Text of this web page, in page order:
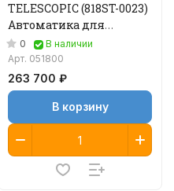
TELESCOPIC (818ST-0023)
Автоматика для
двустворчатой
раздвижной двери
0
В наличии
Арт. 051800
263 700 ₽
В корзину